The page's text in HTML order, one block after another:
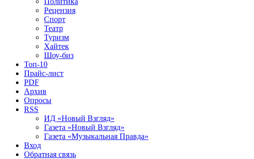
Рецензия
Спорт
Театр
Туризм
Хайтек
Шоу-биз
Топ-10
Прайс-лист
PDF
Архив
Опросы
RSS
ИД «Новый Взгляд»
Газета «Новый Взгляд»
Газета «Музыкальная Правда»
Вход
Обратная связь